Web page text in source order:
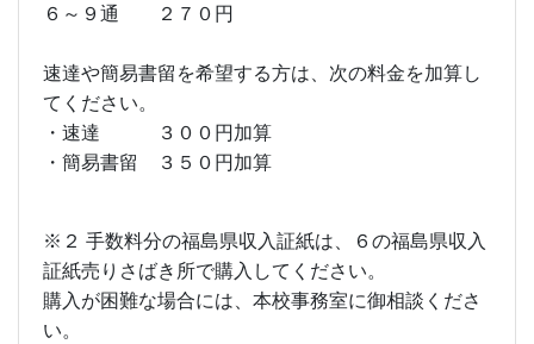
６～９通 ２７０円
速達や簡易書留を希望する方は、次の料金を加算し
てください。
・速達 ３００円加算
・簡易書留 ３５０円加算
※２ 手数料分の福島県収入証紙は、６の福島県収入
証紙売りさばき所で購入してください。
購入が困難な場合には、本校事務室に御相談くださ
い。